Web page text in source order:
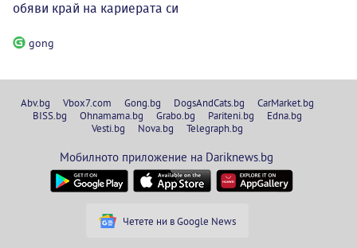
обяви край на кариерата си
gong
Abv.bg Vbox7.com Gong.bg DogsAndCats.bg
CarMarket.bg
BISS.bg
Ohnamama.bg Grabo.bg Pariteni.bg
Edna.bg
Vesti.bg
Nova.bg Telegraph.bg
Мобилното приложение на Dariknews.bg
Четете ни в Google News